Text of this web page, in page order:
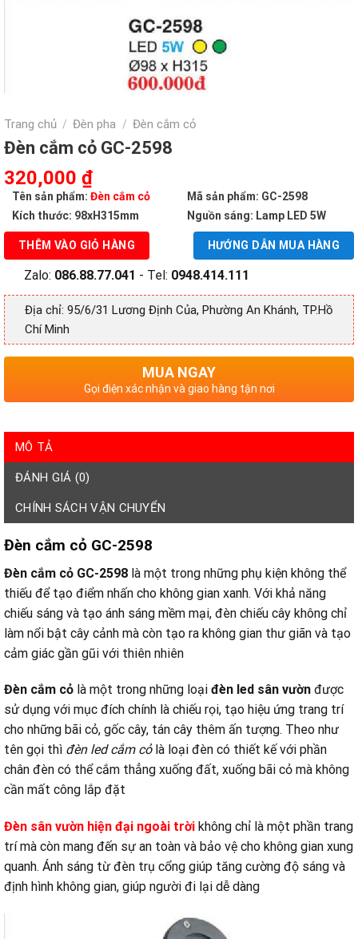
Trang chủ / Đèn pha / Đèn cắm cỏ
Đèn cắm cỏ GC-2598
Giá
gốc
là:
600,000 ₫.
320,000 ₫Giá
hiện
tại
là:
320,000 ₫.
Tên sản phẩm: Đèn cắm cỏ
Mã sản phẩm: GC-2598
Kích thước: 98xH315mm
Nguồn sáng: Lamp LED 5W
HƯỚNG DẪN MUA HÀNG
THÊM VÀO GIỎ HÀNG
Zalo: 086.88.77.041 - Tel: 0948.414.111
Địa chỉ: 95/6/31 Lương Định Của, Phường An Khánh, TP.Hồ
Chí Minh
MUA NGAY
Gọi điện xác nhận và giao hàng tận nơi
MÔ TẢ
ĐÁNH GIÁ (0)
CHÍNH SÁCH VẬN CHUYỂN
Đèn cắm cỏ GC-2598
Đèn cắm cỏ GC-2598 là một trong những phụ kiện không thể
thiếu để tạo điểm nhấn cho không gian xanh. Với khả năng
chiếu sáng và tạo ánh sáng mềm mại, đèn chiếu cây không chỉ
làm nổi bật cây cảnh mà còn tạo ra không gian thư giãn và tạo
cảm giác gần gũi với thiên nhiên
Đèn cắm cỏ là một trong những loại đèn led sân vườn được
sử dụng với mục đích chính là chiếu rọi, tạo hiệu ứng trang trí
cho những bãi cỏ, gốc cây, tán cây thêm ấn tượng. Theo như
tên gọi thì đèn led cắm cỏlà loại đèn có thiết kế với phần
chân đèn có thể cắm thẳng xuống đất, xuống bãi cỏ mà không
cần mất công lắp đặt
Đèn sân vườn hiện đại ngoài trời không chỉ là một phần trang
trí mà còn mang đến sự an toàn và bảo vệ cho không gian xung
quanh. Ánh sáng từ đèn trụ cổng giúp tăng cường độ sáng và
định hình không gian, giúp người đi lại dễ dàng